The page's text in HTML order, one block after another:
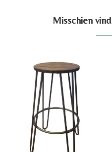
Misschien